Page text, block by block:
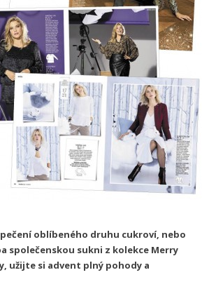
oblíbeného druhu cukroví, nebo
společenskou sukni z kolekce Merry
užijte si advent plný pohody a